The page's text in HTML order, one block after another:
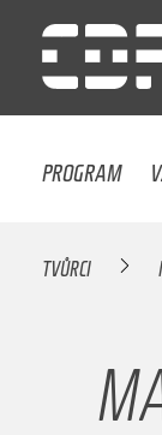
PROGRAM
TVŮRCI